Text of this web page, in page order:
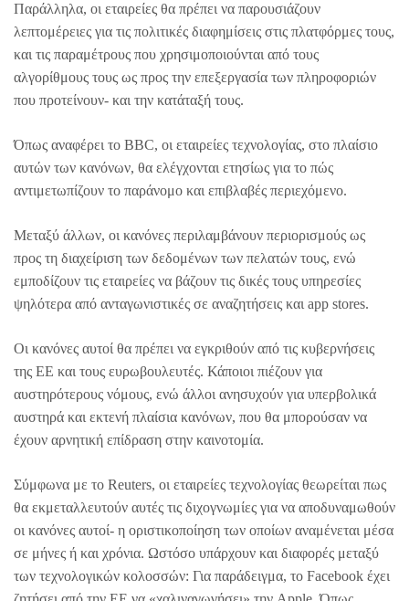
Παράλληλα, οι εταιρείες θα πρέπει να παρουσιάζουν
λεπτομέρειες για τις πολιτικές διαφημίσεις στις πλατφόρμες τους,
και τις παραμέτρους που χρησιμοποιούνται από τους
αλγορίθμους τους ως προς την επεξεργασία των πληροφοριών
που προτείνουν- και την κατάταξή τους.
Όπως αναφέρει το BBC, οι εταιρείες τεχνολογίας, στο πλαίσιο
αυτών των κανόνων, θα ελέγχονται ετησίως για το πώς
αντιμετωπίζουν το παράνομο και επιβλαβές περιεχόμενο.
Μεταξύ άλλων, οι κανόνες περιλαμβάνουν περιορισμούς ως
προς τη διαχείριση των δεδομένων των πελατών τους, ενώ
εμποδίζουν τις εταιρείες να βάζουν τις δικές τους υπηρεσίες
ψηλότερα από ανταγωνιστικές σε αναζητήσεις και app stores.
Οι κανόνες αυτοί θα πρέπει να εγκριθούν από τις κυβερνήσεις
της ΕΕ και τους ευρωβουλευτές. Κάποιοι πιέζουν για
αυστηρότερους νόμους, ενώ άλλοι ανησυχούν για υπερβολικά
αυστηρά και εκτενή πλαίσια κανόνων, που θα μπορούσαν να
έχουν αρνητική επίδραση στην καινοτομία.
Σύμφωνα με το Reuters, οι εταιρείες τεχνολογίας θεωρείται πως
θα εκμεταλλευτούν αυτές τις διχογνωμίες για να αποδυναμωθούν
οι κανόνες αυτοί- η οριστικοποίηση των οποίων αναμένεται μέσα
σε μήνες ή και χρόνια. Ωστόσο υπάρχουν και διαφορές μεταξύ
των τεχνολογικών κολοσσών: Για παράδειγμα, το Facebook έχει